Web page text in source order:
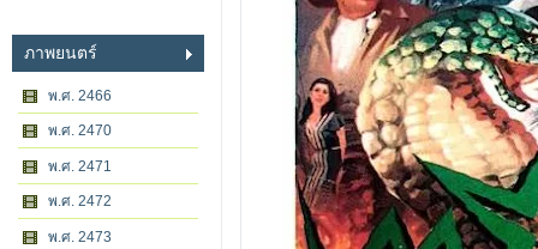
ภาพยนตร์
พ.ศ. 2466
พ.ศ. 2470
พ.ศ. 2471
พ.ศ. 2472
พ.ศ. 2473